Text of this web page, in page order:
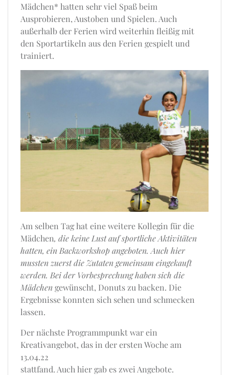
Mädchen* hatten sehr viel Spaß beim
Ausprobieren, Austoben und Spielen. Auch
außerhalb der Ferien wird weiterhin fleißig mit
den Sportartikeln aus den Ferien gespielt und
trainiert.
Am selben Tag hat eine weitere Kollegin für die
Mädchen, die keine Lust auf sportliche Aktivitäten
hatten, ein Backworkshop angeboten. Auch hier
mussten zuerst die Zutaten gemeinsam eingekauft
werden. Bei der Vorbesprechung haben sich die
Mädchengewünscht, Donuts zu backen. Die
Ergebnisse konnten sich sehen und schmecken
lassen.
Der nächste Programmpunkt war ein
Kreativangebot, das in der ersten Woche am
13.04.22
stattfand. Auch hier gab es zwei Angebote.